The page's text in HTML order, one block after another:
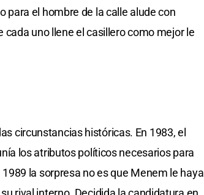
para el hombre de la calle alude con
cada uno llene el casillero como mejor le
circunstancias históricas. En 1983, el
los atributos políticos necesarios para
la sorpresa no es que Menem le haya